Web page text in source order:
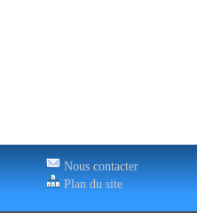
Nous contacter
Plan du site